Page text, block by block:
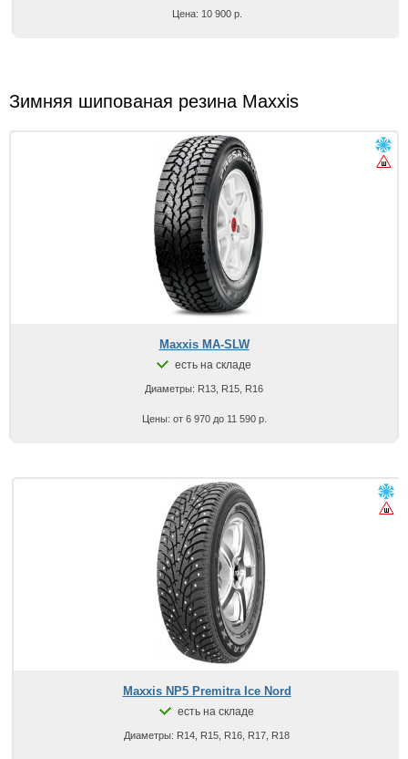
Цена: 10 900 р.
Зимняя шипованая резина Maxxis
Maxxis MA-SLW
есть на складе
Диаметры: R13, R15, R16
Цены: от 6 970 до 11 590 р.
Maxxis NP5 Premitra Ice Nord
есть на складе
Диаметры: R14, R15, R16, R17, R18